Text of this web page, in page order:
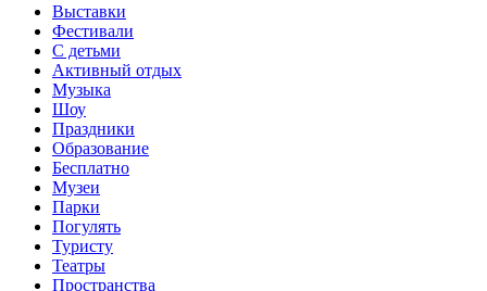
Выставки
Фестивали
С детьми
Активный отдых
Музыка
Шоу
Праздники
Образование
Бесплатно
Музеи
Парки
Погулять
Туристу
Театры
Пространства